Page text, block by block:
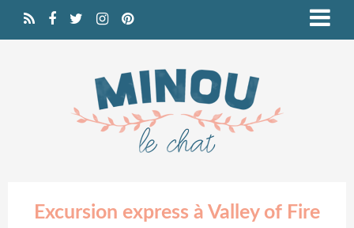
Excursion express à Valley of Fire